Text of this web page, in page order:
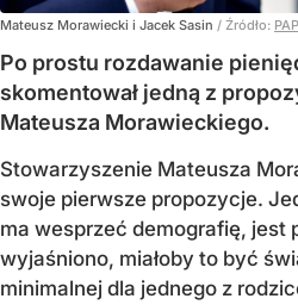
Mateusz Morawiecki i Jacek Sasin / Źródło: PAP
Po prostu rozdawanie
skomentował jedną z
Mateusza Morawieckiego.
Stowarzyszenie Mateusza
swoje pierwsze propozycje.
ma wesprzeć demografię, jest
wyjaśniono, miałoby to być
minimalnej dla jednego z